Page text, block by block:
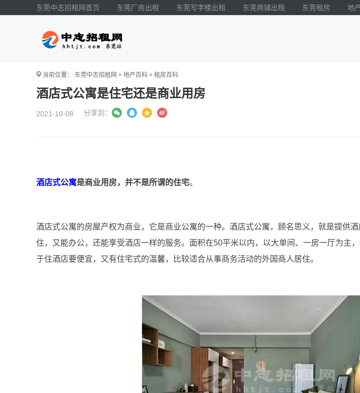
东莞中志招租网首页 东莞厂房出租 东莞写字楼出租 东莞商铺出租 东莞租房 地
当前位置： 东莞中志招租网 > 地产百科 > 租房百科
酒店式公寓是住宅还是商业用房
2021-10-08 分享到：
酒店式公寓是商业用房，并不是所谓的住宅。
酒店式公寓的房屋产权为商业，它是商业公寓的一种。酒店式公寓，顾名思义，就是提供
住，又能办公，还能享受酒店一样的服务。面积在50平米以内，以大单间、一房一厅为主
于住酒店要便宜，又有住宅式的温馨，比较适合从事商务活动的外国商人居住。